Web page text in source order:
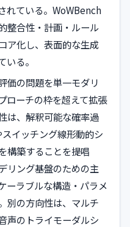
れている。WoWBench
整合性・計画・ルール
ア化し、表面的な生成
る。
価の問題を単一モダリ
ローチの枠を超えて拡張
は、解釈可能な確率過
イッチング線形動的シ
構築することを提唱
リング基盤のための主
ーラブルな構造・パラメ
別の方向性は、マルチ
声のトライモーダルシ